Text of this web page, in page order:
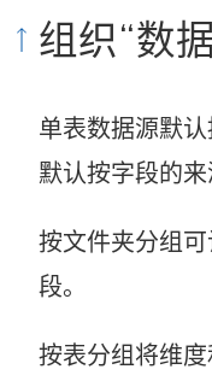
组织“数
单表数据源默
默认按字段的来
按文件夹分组
段。
按表分组将维